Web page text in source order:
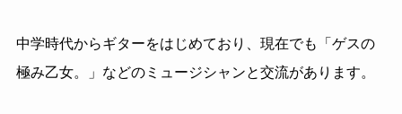
中学時代からギターをはじめており、現在でも「ゲスの
極み乙女。」などのミュージシャンと交流があります。